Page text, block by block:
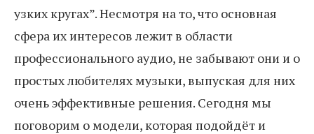
узких кругах”. Несмотря на то, что основная
сфера их интересов лежит в области
профессионального аудио, не забывают они и о
простых любителях музыки, выпуская для них
очень эффективные решения. Сегодня мы
поговорим о модели, которая подойдёт и